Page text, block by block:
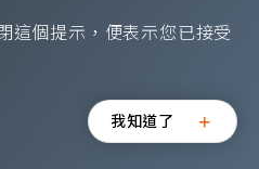
LTD. All rights reserved.
這個提示，便表示您已接受
我知道了